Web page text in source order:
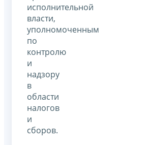
исполнительной
власти,
уполномоченным
по
контролю
и
надзору
в
области
налогов
и
сборов.